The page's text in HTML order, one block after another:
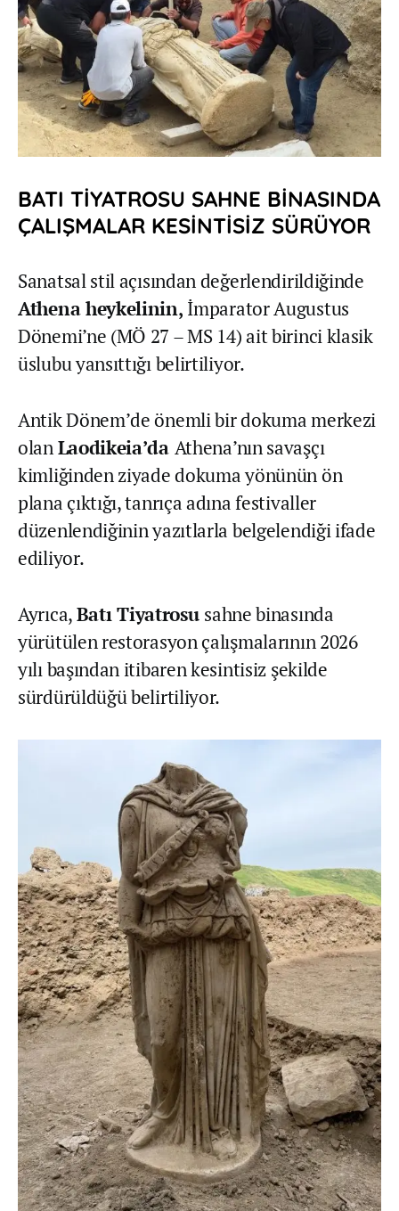
BATI TİYATROSU SAHNE BİNASINDA
ÇALIŞMALAR KESİNTİSİZ SÜRÜYOR
Sanatsal stil açısından değerlendirildiğinde
Athena heykelinin, İmparator Augustus
Dönemi’ne (MÖ 27 – MS 14) ait birinci klasik
üslubu yansıttığı belirtiliyor.
Antik Dönem’de önemli bir dokuma merkezi
olanLaodikeia’da Athena’nın savaşçı
kimliğinden ziyade dokuma yönünün ön
plana çıktığı, tanrıça adına festivaller
düzenlendiğinin yazıtlarla belgelendiği ifade
ediliyor.
Ayrıca,Batı Tiyatrosu sahne binasında
yürütülen restorasyon çalışmalarının 2026
yılı başından itibaren kesintisiz şekilde
sürdürüldüğü belirtiliyor.